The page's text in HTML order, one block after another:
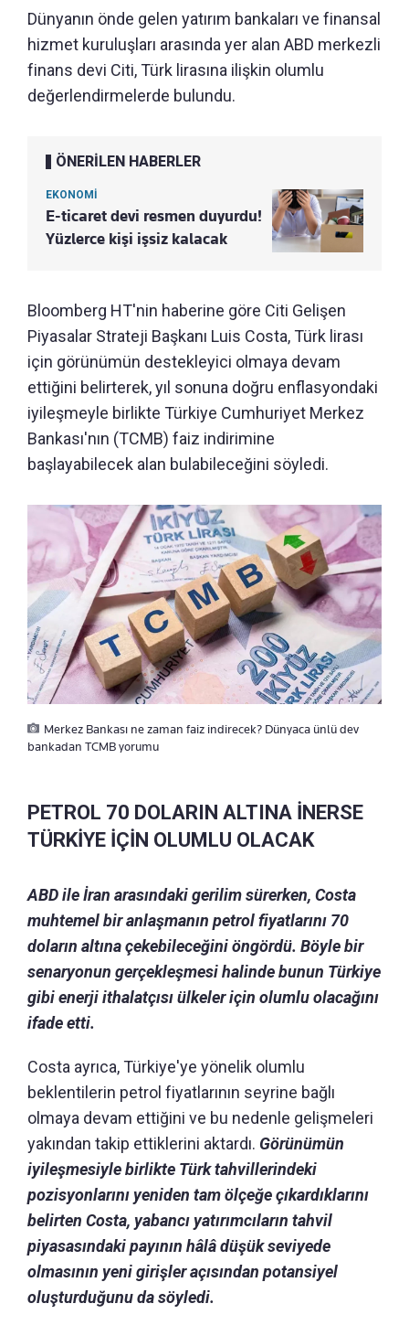
Dünyanın önde gelen yatırım bankaları ve finansal
hizmet kuruluşları arasında yer alan ABD merkezli
finans devi Citi, Türk lirasına ilişkin olumlu
değerlendirmelerde bulundu.
ÖNERİLEN HABERLER
EKONOMİ
E-ticaret devi resmen duyurdu!
Yüzlerce kişi işsiz kalacak
Bloomberg HT'nin haberine göre Citi Gelişen
Piyasalar Strateji Başkanı Luis Costa, Türk lirası
için görünümün destekleyici olmaya devam
ettiğini belirterek, yıl sonuna doğru enflasyondaki
iyileşmeyle birlikte Türkiye Cumhuriyet Merkez
Bankası'nın (TCMB) faiz indirimine
başlayabilecek alan bulabileceğini söyledi.
Merkez Bankası ne zaman faiz indirecek? Dünyaca ünlü dev
bankadan TCMB yorumu
PETROL 70 DOLARIN ALTINA İNERSE
TÜRKİYE İÇİN OLUMLU OLACAK
ABD ile İran arasındaki gerilim sürerken, Costa
muhtemel bir anlaşmanın petrol fiyatlarını 70
doların altına çekebileceğini öngördü. Böyle bir
senaryonun gerçekleşmesi halinde bunun Türkiye
gibi enerji ithalatçısı ülkeler için olumlu olacağını
ifade etti.
Costa ayrıca, Türkiye'ye yönelik olumlu
beklentilerin petrol fiyatlarının seyrine bağlı
olmaya devam ettiğini ve bu nedenle gelişmeleri
yakından takip ettiklerini aktardı. Görünümün
iyileşmesiyle birlikte Türk tahvillerindeki
pozisyonlarını yeniden tam ölçeğe çıkardıklarını
belirten Costa, yabancı yatırımcıların tahvil
piyasasındaki payının hâlâ düşük seviyede
olmasının yeni girişler açısından potansiyel
oluşturduğunu da söyledi.